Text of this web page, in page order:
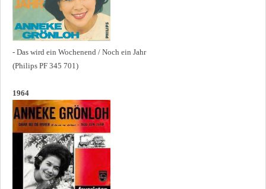
- Das wird ein Wochenend / Noch ein Jahr
(Philips PF 345 701)
1964